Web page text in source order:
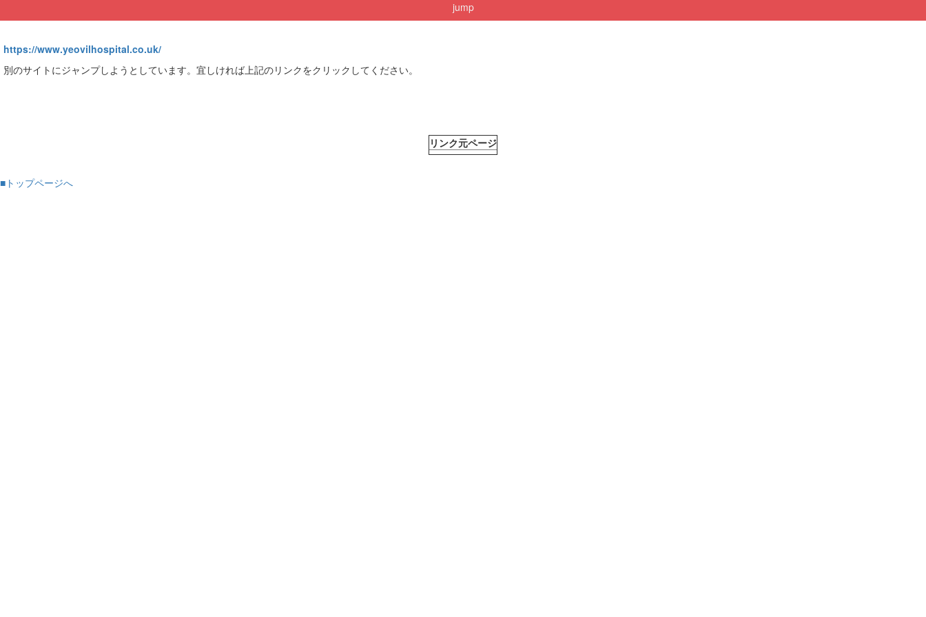
jump
https://www.yeovilhospital.co.uk/
別のサイトにジャンプしようとしています。宜しければ上記のリンクをクリックしてください。
リンク元ページ
■トップページへ